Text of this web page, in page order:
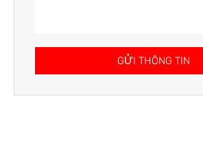
GỬI THÔNG TIN